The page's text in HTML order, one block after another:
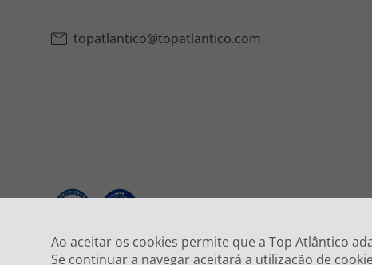
Ao aceitar os cookies permite que a Top Atlântico
Se continuar a navegar aceitará a utilização de
topatlantico@topatlantico.com